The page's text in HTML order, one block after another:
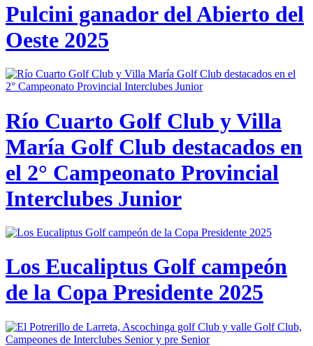
Pulcini ganador del Abierto del
Oeste 2025
Río Cuarto Golf Club y Villa
María Golf Club destacados en
el 2° Campeonato Provincial
Interclubes Junior
Los Eucaliptus Golf campeón
de la Copa Presidente 2025